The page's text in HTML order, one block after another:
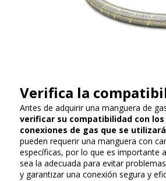
Verifica la
Antes de adquirir una manguera de
verificar su compatibilidad con
conexiones de gas que se
pueden requerir una manguera con
específicas, por lo que es importante
sea la adecuada para evitar
y garantizar una conexión segura y